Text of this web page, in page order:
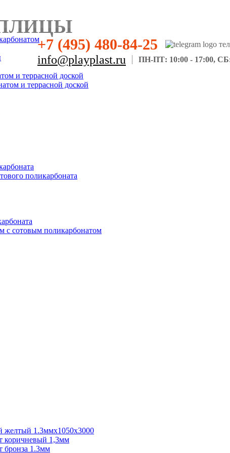
+7 (495) 480-84-25
info@playplast.ru ПН-ПТ: 10:00 - 17:00,
и террасной доской
и террасной доской
поликарбоната
с сотовым поликарбонатом
желтый 1.3ммх1050х3000
коричневый 1,3мм
бронза 1.3мм